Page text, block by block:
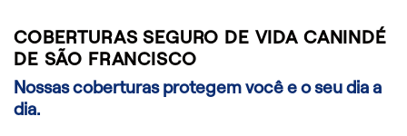
COBERTURAS SEGURO DE VIDA CANINDÉ
DE SÃO FRANCISCO
Nossas coberturas protegem você e o seu dia a
dia.